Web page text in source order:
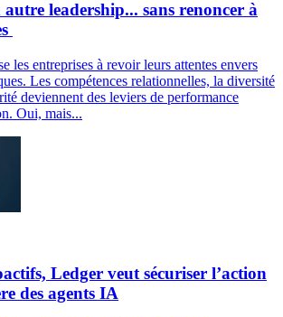
leadership... sans renoncer à
les entreprises à revoir leurs attentes envers
Les compétences relationnelles, la diversité
deviennent des leviers de performance
Oui, mais...
Ledger veut sécuriser l’action
des agents IA